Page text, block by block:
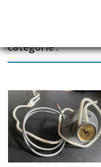
catégorie :